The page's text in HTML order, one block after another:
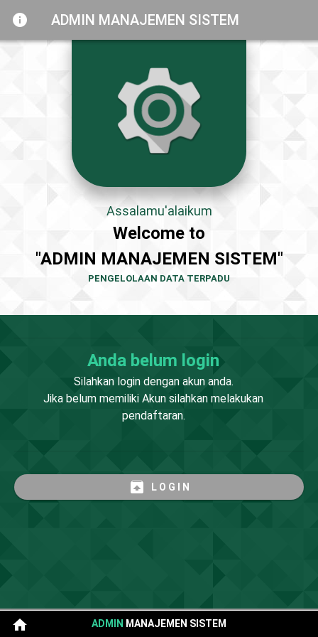
info ADMIN MANAJEMEN SISTEM
Assalamu'alaikum
Welcome to
"ADMIN MANAJEMEN SISTEM"
PENGELOLAAN DATA TERPADU
Anda belum login
Silahkan login dengan akun anda.
Jika belum memiliki Akun silahkan melakukan
pendaftaran.
unarchive L O G I N
ADMIN MANAJEMEN SISTEM